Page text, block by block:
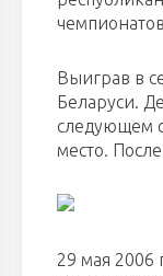
Выиграв в
Беларуси.
следующем
место.
29 мая 2006